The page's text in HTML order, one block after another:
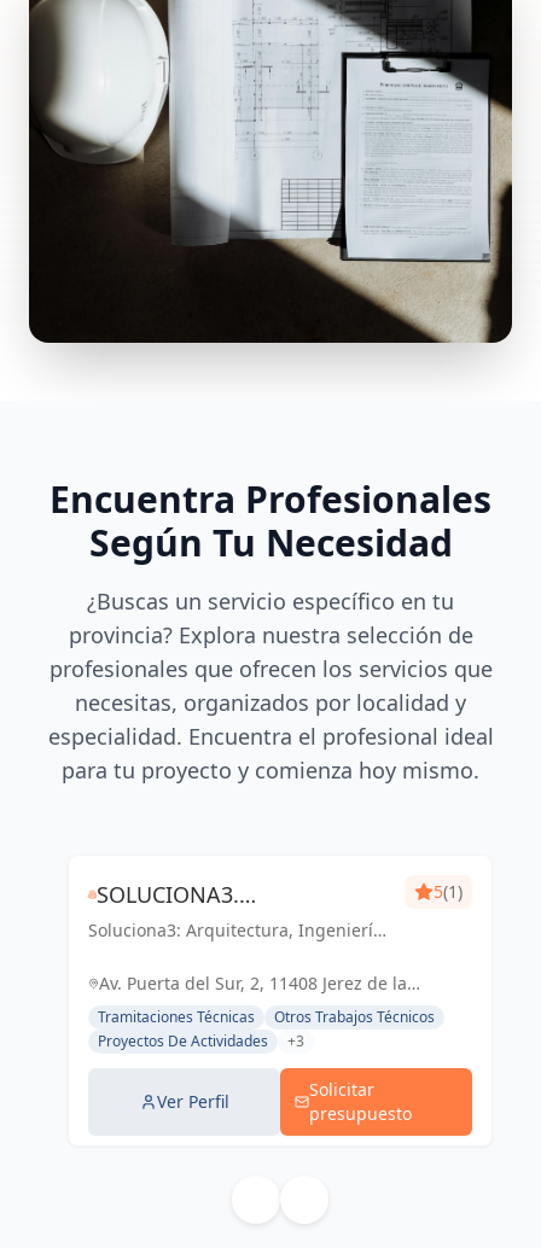
Encuentra Profesionales
Según Tu Necesidad
¿Buscas un servicio específico en tu
provincia? Explora nuestra selección de
profesionales que ofrecen los servicios que
necesitas, organizados por localidad y
especialidad. Encuentra el profesional ideal
para tu proyecto y comienza hoy mismo.
SOLUCIONA3.
ARQUITECTURA-INGENIERÍA-
EFICIENCIA ENERGÉTICA
Soluciona3: Arquitectura, Ingeniería
integrales para tu proyecto en Cádiz
5(1)
Av. Puerta del Sur, 2, 11408 Jerez de la
Frontera, Cádiz, España, España
Tramitaciones Técnicas
Otros Trabajos Técnicos
Proyectos De Actividades
+3
Ver Perfil
Solicitar
presupuesto